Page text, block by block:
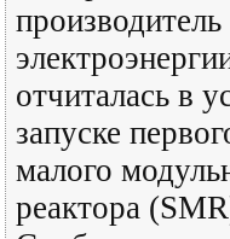
производитель
отчиталась в
запуске
малого
реактора